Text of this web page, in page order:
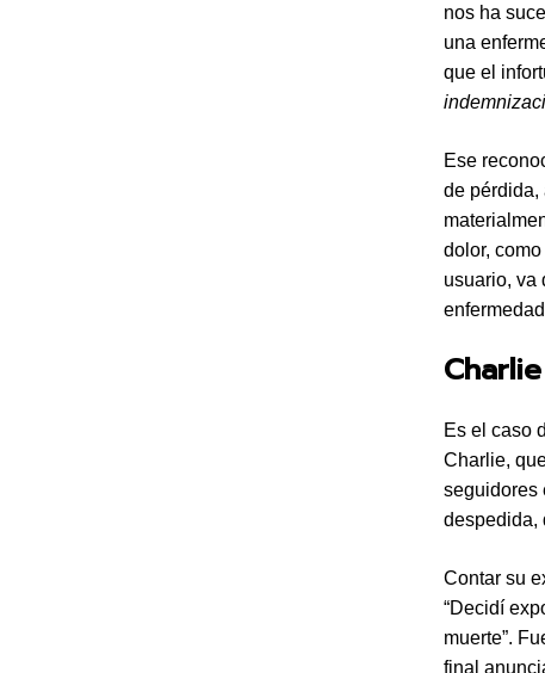
nos ha
una
que el
Ese
de pérdida,
dolor,
usuario, va
Es el caso
Charlie,
seguidores
despedida,
Contar su
“Decidí
muerte”.
final